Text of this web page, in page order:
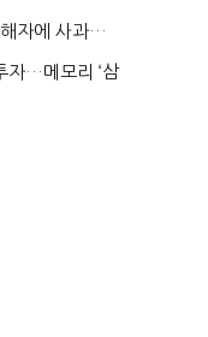
자에 사과…
자…메모리 ‘삼